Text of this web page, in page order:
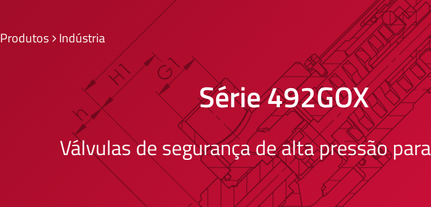
Produtos Indústria
Série 492GOX
Válvulas de segurança de alta pressão